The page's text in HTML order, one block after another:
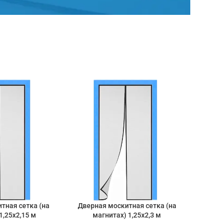
сетка (на
м
Дверная москитная сетка (на
магнитах) 1,25х2,3 м